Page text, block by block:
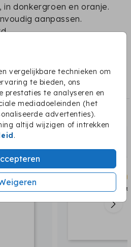
vergelijkbare technieken om
te bieden, ons
prestaties te analyseren en
mediadoeleinden (het
advertenties).
altijd wijzigen of intrekken
.
donkergroen en oranje.
aanpassen.
ook leuk: